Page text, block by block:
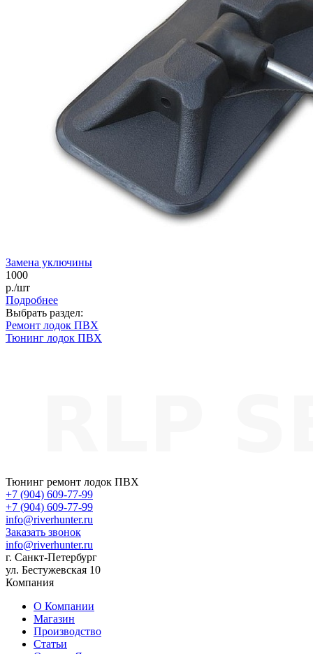
Замена уключины
1000
р./шт
Подробнее
Выбрать раздел:
Ремонт лодок ПВХ
Тюнинг лодок ПВХ
Тюнинг ремонт лодок ПВХ
+7 (904) 609-77-99
+7 (904) 609-77-99
info@riverhunter.ru
Заказать звонок
info@riverhunter.ru
г. Санкт-Петербург
ул. Бестужевская 10
Компания
О Компании
Магазин
Производство
Статьи